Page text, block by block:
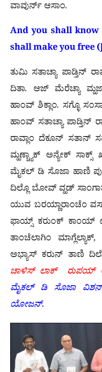
ವಾವುರ್ನ್ ಆಸಾಂ.
And you shall
shall make you free
ತುಮಿ ಸತಾಚ್ಯಾ ಪಾಡ್ತಿನ್
ದಿತಾ. ಆಜ್ ಮೆರೆಚ್ಯಾ
ಹಾಂವ್ ಶಿಕ್ಲಾಂ. ಸಗ್ಳೊ
ಹಾಂವ್ ಸತಾಚ್ಯಾ ಪಾಡ್ತಿನ್
ರಾವ್ಲಾಂ ದೆಕೂನ್ ಸತಾನ್
ಮ್ಹಣ್ಚ್ಯಾಕ್ ಅನ್ಯೇಕ್
ಮೈಕಲ್ ಡಿ ಸೊಜಾ ಹಾಣಿ
ದಿಲ್ಲೊ ಬೋವ್ ವ್ಹಡ್
ಯುವ ಬರಯ್ಣಾರಾಂಚೆಂ
ಫಾಯ್ಸ್ ಕರುಂಕ್ ಕಾಂಯ್
ತಾಂಚೆಲಾಗಿಂ
ಅಭ್ಯಾಸ್ ಕರುನ್ ತಾಣಿ
ಚಾಳಿಸ್ ಲಾಕ್ ರುಪಯ್
ಮೈಕಲ್ ಡಿ ಸೊಜಾ
ಯೋಜನ್.